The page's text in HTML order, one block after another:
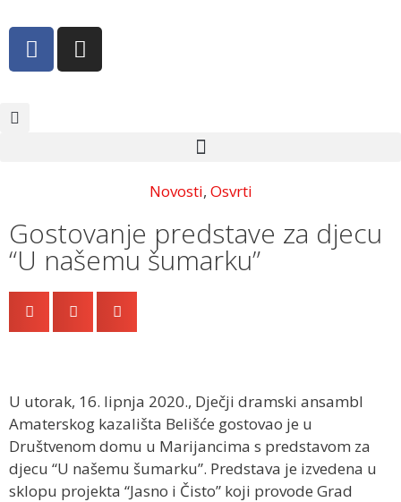
Novosti, Osvrti
Gostovanje predstave za djecu
“U našemu šumarku”
U utorak, 16. lipnja 2020., Dječji dramski ansambl
Amaterskog kazališta Belišće gostovao je u
Društvenom domu u Marijancima s predstavom za
djecu “U našemu šumarku”. Predstava je izvedena u
sklopu projekta “Jasno i Čisto” koji provode Grad